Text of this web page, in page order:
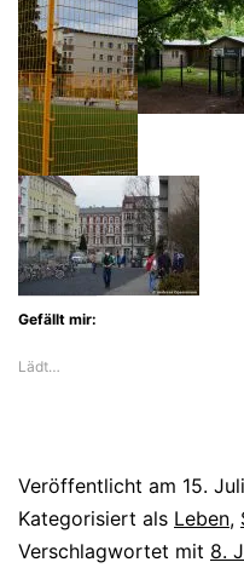
Gefällt mir:
Lädt…
Veröffentlicht am 15.
Kategorisiert als Leben,
Verschlagwortet mit 8.